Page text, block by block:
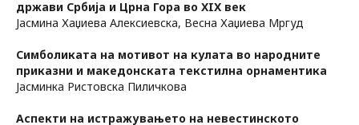
држави Србија и Црна Гора во XIX век
Јасмина Хаџиева Алексиевска, Весна Хаџиева Мргуд
Симболиката на мотивот на кулата во народните
приказни и македонската текстилна орнаментика
Јасминка Ристовска Пиличкова
Аспекти на истражувањето на невестинското